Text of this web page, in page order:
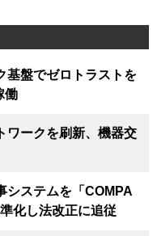
基盤でゼロトラストを
働
ワークを刷新、機器交
システムを「COMPA
化し法改正に追従